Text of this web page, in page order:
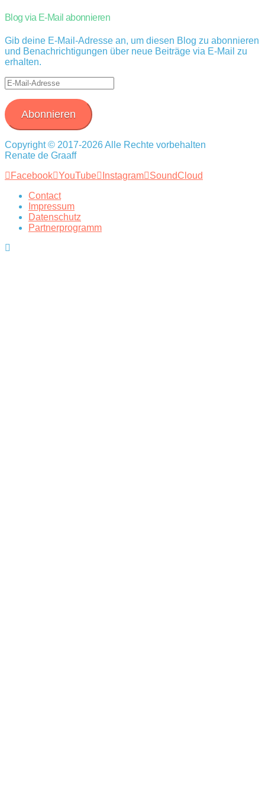
Blog via E-Mail abonnieren
Gib deine E-Mail-Adresse an, um diesen Blog zu abonnieren
und Benachrichtigungen über neue Beiträge via E-Mail zu
erhalten.
E-
Mail-
Adresse
Abonnieren
Copyright © 2017-2026 Alle Rechte vorbehalten
Renate de Graaff
Facebook YouTube Instagram
SoundCloud
Contact
Impressum
Datenschutz
Partnerprogramm